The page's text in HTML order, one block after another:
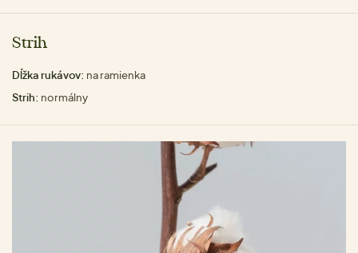
Strih
Dĺžka rukávov: na ramienka
Strih: normálny